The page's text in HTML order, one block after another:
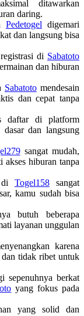
ditawarkan
daring.
Pedetogel digemari
dan langsung bisa
di Sabatoto
dan hiburan
Sabatotomendesain
dan cepat tanpa
daftar di platform
dan langsung
sangat mudah,
hiburan tanpa
di Togel158sangat
kamu sudah bisa
butuh beberapa
layanan unggulan
karena
dan tidak ribet untuk
sepenuhnya berkat
yang fokus pada
yang solid dan